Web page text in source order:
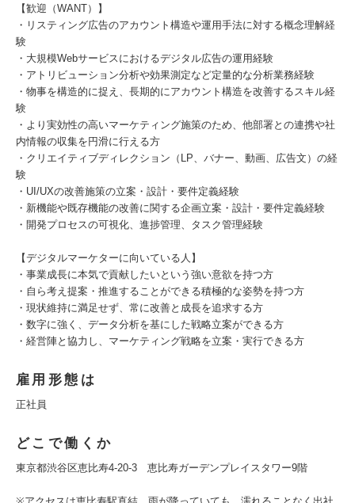
【歓迎（WANT）】
・リスティング広告のアカウント構造や運用手法に対する概念理解経
験
・大規模Webサービスにおけるデジタル広告の運用経験
・アトリビューション分析や効果測定など定量的な分析業務経験
・物事を構造的に捉え、長期的にアカウント構造を改善するスキル経
験
・より実効性の高いマーケティング施策のため、他部署との連携や社
内情報の収集を円滑に行える方
・クリエイティブディレクション（LP、バナー、動画、広告文）の経
験
・UI/UXの改善施策の立案・設計・要件定義経験
・新機能や既存機能の改善に関する企画立案・設計・要件定義経験
・開発プロセスの可視化、進捗管理、タスク管理経験
【デジタルマーケターに向いている人】
・事業成長に本気で貢献したいという強い意欲を持つ方
・自ら考え提案・推進することができる積極的な姿勢を持つ方
・現状維持に満足せず、常に改善と成長を追求する方
・数字に強く、データ分析を基にした戦略立案ができる方
・経営陣と協力し、マーケティング戦略を立案・実行できる方
雇用形態は
正社員
どこで働くか
東京都渋谷区恵比寿4-20-3 恵比寿ガーデンプレイスタワー9階